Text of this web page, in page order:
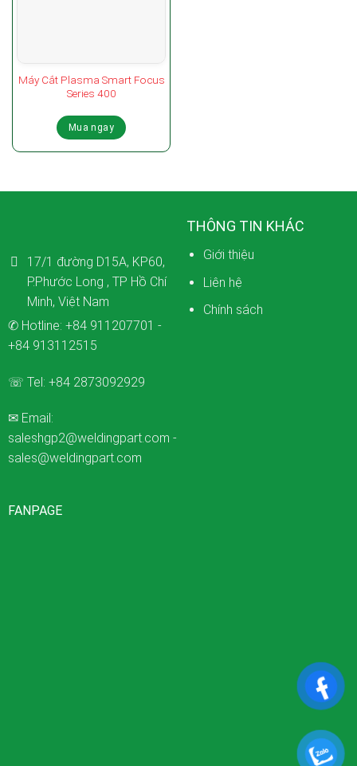
Máy Cắt Plasma Smart Focus
Series 400
Mua ngay
17/1 đường D15A, KP60,
P.Phước Long , TP Hồ Chí
Minh, Việt Nam
✆ Hotline: +84 911207701 -
+84 913112515
☏ Tel: +84 2873092929
✉ Email:
saleshgp2@weldingpart.com -
sales@weldingpart.com
THÔNG TIN KHÁC
Giới thiệu
Liên hệ
Chính sách
FANPAGE